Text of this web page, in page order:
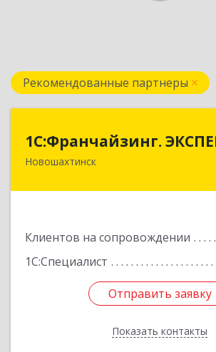
Рекомендованные партнеры
1С:Франчайзинг.
Новошахтинск
Клиентов на сопровождении
1С:Специалист
Отправить заявку
Показать контакты
346901, Ростовская обл,
Отправить заявку
Назад